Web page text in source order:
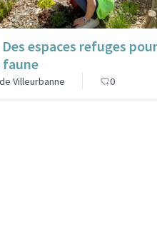
Des espaces refuges
Villeurbanne 0